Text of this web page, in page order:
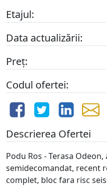
Etajul:
Data actualizării:
Preț:
Codul ofertei:
Descrierea Ofertei
Podu Ros - Terasa
semidecomandat, recent
complet, bloc fara risc